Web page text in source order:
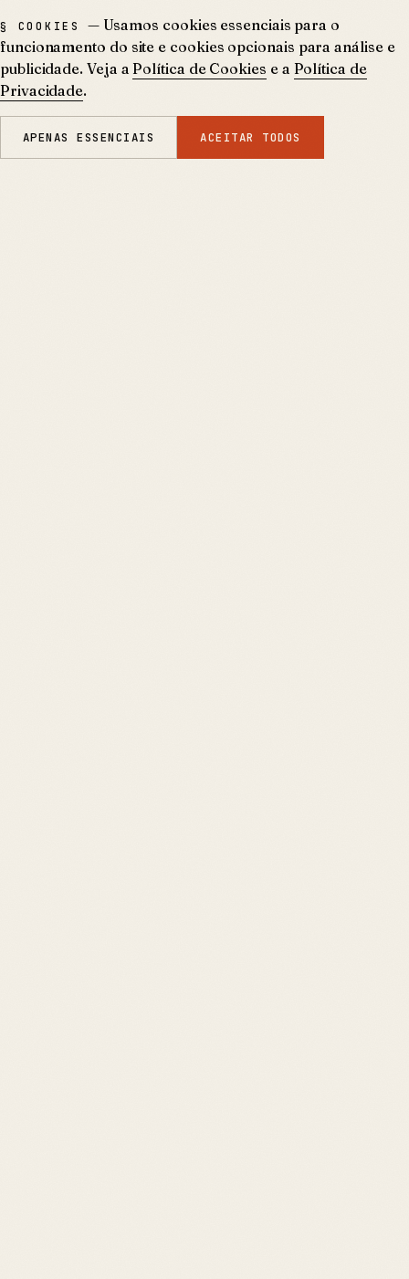
§ COOKIES
— Usamos cookies essenciais para o
funcionamento do site e cookies opcionais para análise e
publicidade. Veja a Política de Cookies e a Política de
Privacidade.
APENAS ESSENCIAIS ACEITAR TODOS